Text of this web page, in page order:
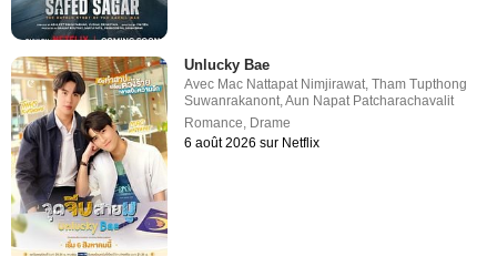
Unlucky Bae
Avec Mac Nattapat Nimjirawat,Tham Tupthong
Suwanrakanont,Aun Napat Patcharachavalit
Romance, Drame
6 août 2026 sur Netflix